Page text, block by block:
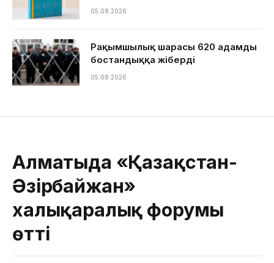
05.08.2026
Рақымшылық шарасы 620 адамды
бостандыққа жіберді
05.08.2026
Алматыда «Қазақстан-
Әзірбайжан»
халықаралық форумы
өтті